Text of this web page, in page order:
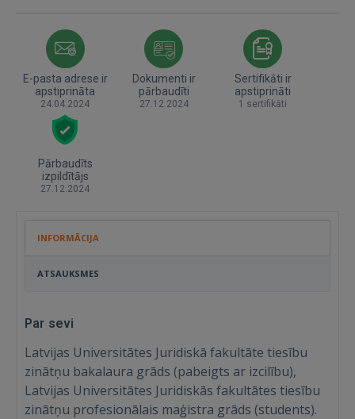
E-pasta adrese ir
apstiprināta
24.04.2024
Dokumenti ir
pārbaudīti
27.12.2024
Sertifikāti ir
apstiprināti
1 sertifikāti
Pārbaudīts
izpildītājs
27.12.2024
INFORMĀCIJA
ATSAUKSMES
Par sevi
Latvijas Universitātes Juridiskā fakultāte tiesību
zinātņu bakalaura grāds (pabeigts ar izcilību),
Latvijas Universitātes Juridiskās fakultātes tiesību
zinātņu profesionālais maģistra grāds (students).